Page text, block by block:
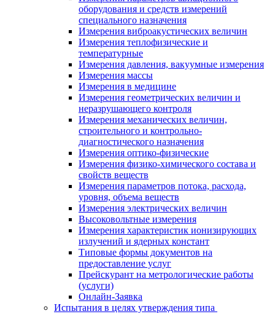
оборудования и средств измерений
специального назначения
Измерения виброакустических величин
Измерения теплофизические и
температурные
Измерения давления, вакуумные измерения
Измерения массы
Измерения в медицине
Измерения геометрических величин и
неразрушающего контроля
Измерения механических величин,
строительного и контрольно-
диагностического назначения
Измерения оптико-физические
Измерения физико-химического состава и
свойств веществ
Измерения параметров потока, расхода,
уровня, объема веществ
Измерения электрических величин
Высоковольтные измерения
Измерения характеристик ионизирующих
излучений и ядерных констант
Типовые формы документов на
предоставление услуг
Прейскурант на метрологические работы
(услуги)
Онлайн-Заявка
Испытания в целях утверждения типа